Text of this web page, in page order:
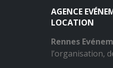
AGENCE
LOCATION
Rennes
l’organisation,